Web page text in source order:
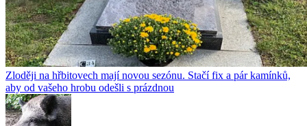
Zloději na hřbitovech mají novou sezónu. Stačí fix a pár kamínků,
aby od vašeho hrobu odešli s prázdnou